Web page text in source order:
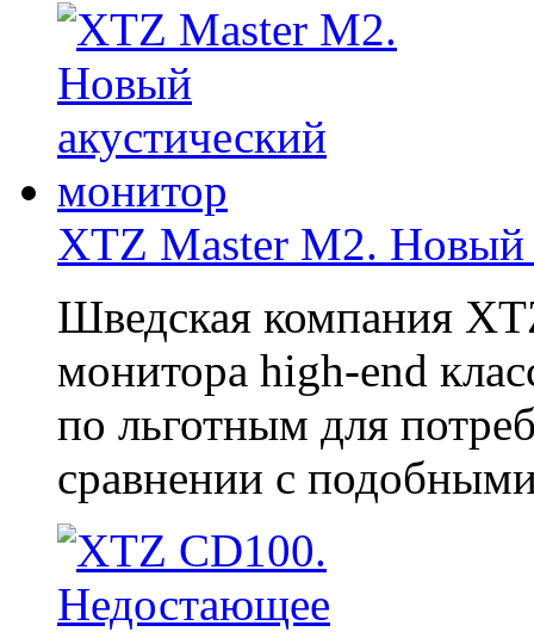
XTZ Master M2. Новый
Шведская компания
монитора high-end
по льготным для
сравнении с